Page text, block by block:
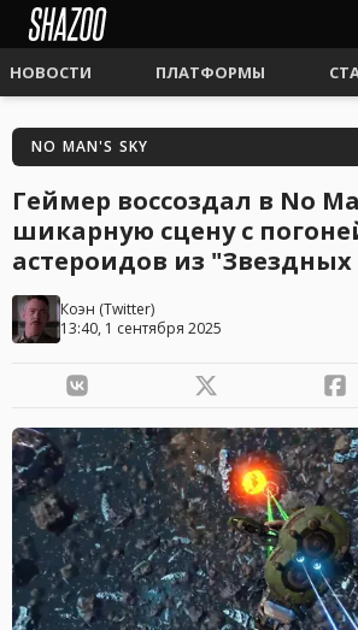
НОВОСТИ ПЛАТФОРМЫ
NO MAN'S SKY
Геймер воссоздал в No
шикарную сцену с
астероидов из
Коэн (Twitter)
13:40, 1 сентября 2025